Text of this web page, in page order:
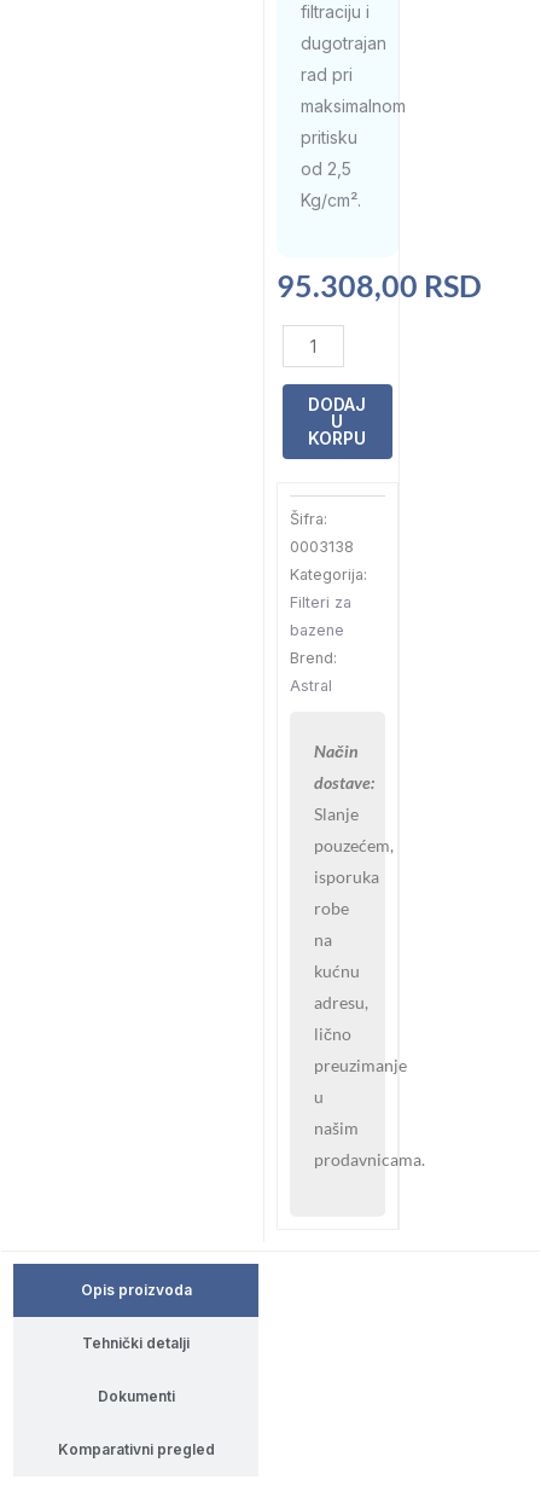
filtraciju i
dugotrajan
rad pri
maksimalnom
pritisku
od 2,5
Kg/cm².
95.308,00 RSD
Filter
Astral
Vesubio
Top
mounted
l/h
fi
500mm
mm
DODAJ
U
KORPU
Šifra:
0003138
Kategorija:
Filteri za
bazene
Brend:
Astral
Način
dostave:
Slanje
pouzećem,
isporuka
robe
na
kućnu
adresu,
lično
preuzimanje
u
našim
prodavnicama.
Opis proizvoda
Tehnički detalji
Dokumenti
Komparativni pregled